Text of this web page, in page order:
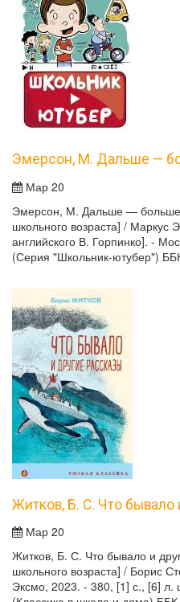
Эмерсон, М. Дальше —
Мар 20
Эмерсон, М. Дальше — больше
школьного возраста] / Маркус
английского В. Горпинко]. -
(Серия "Школьник-ютубер")
Житков, Б. С. Что бывало
Мар 20
Житков, Б. С. Что бывало и
школьного возраста] / Борис
Эксмо, 2023. - 380, [1] с., [6] л.